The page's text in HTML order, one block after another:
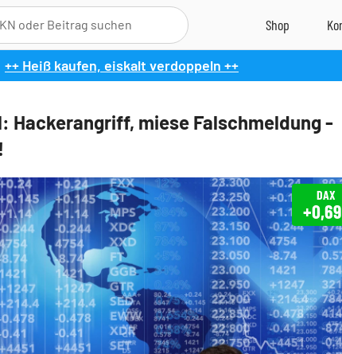
++ Heiß kaufen, eiskalt verdoppeln ++
Hackerangriff, miese Falschmeldung -
DAX
+0,69